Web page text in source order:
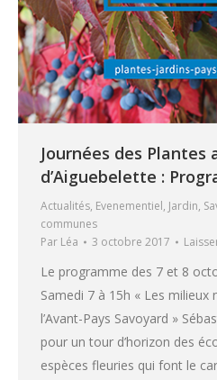
Journées des Plantes
d’Aiguebelette :
Actualités, Evenementiel, Jardin,
communes
Par Léa 3 octobre 2017
Le programme des 7 et 8
Samedi 7 à 15h « Les milieux
l’Avant-Pays Savoyard »
pour un tour d’horizon des
espèces fleuries qui font le